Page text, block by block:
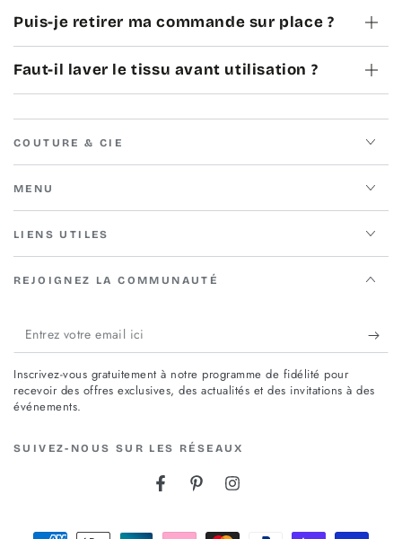
Puis-je retirer ma commande sur place ?
Faut-il laver le tissu avant utilisation ?
COUTURE & CIE
MENU
LIENS UTILES
REJOIGNEZ LA COMMUNAUTÉ
Entrez
votre
email
ici
Inscrivez-vous gratuitement à notre programme de fidélité pour
recevoir des offres exclusives, des actualités et des invitations à des
événements.
SUIVEZ-NOUS SUR LES RÉSEAUX
FacebookPinterestInstagram